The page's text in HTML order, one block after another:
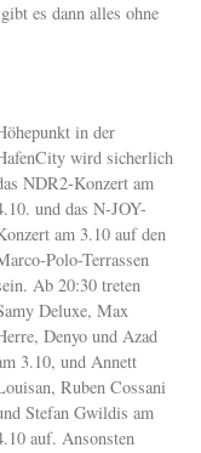
es dann alles ohne
in der
wird sicherlich
NDR2-Konzert am
und das N-JOY-
am 3.10 auf den
Polo-Terrassen
Ab 20:30 treten
Deluxe, Max
Denyo und Azad
3.10, und Annett
Ruben Cossani
Stefan Gwildis am
auf. Ansonsten